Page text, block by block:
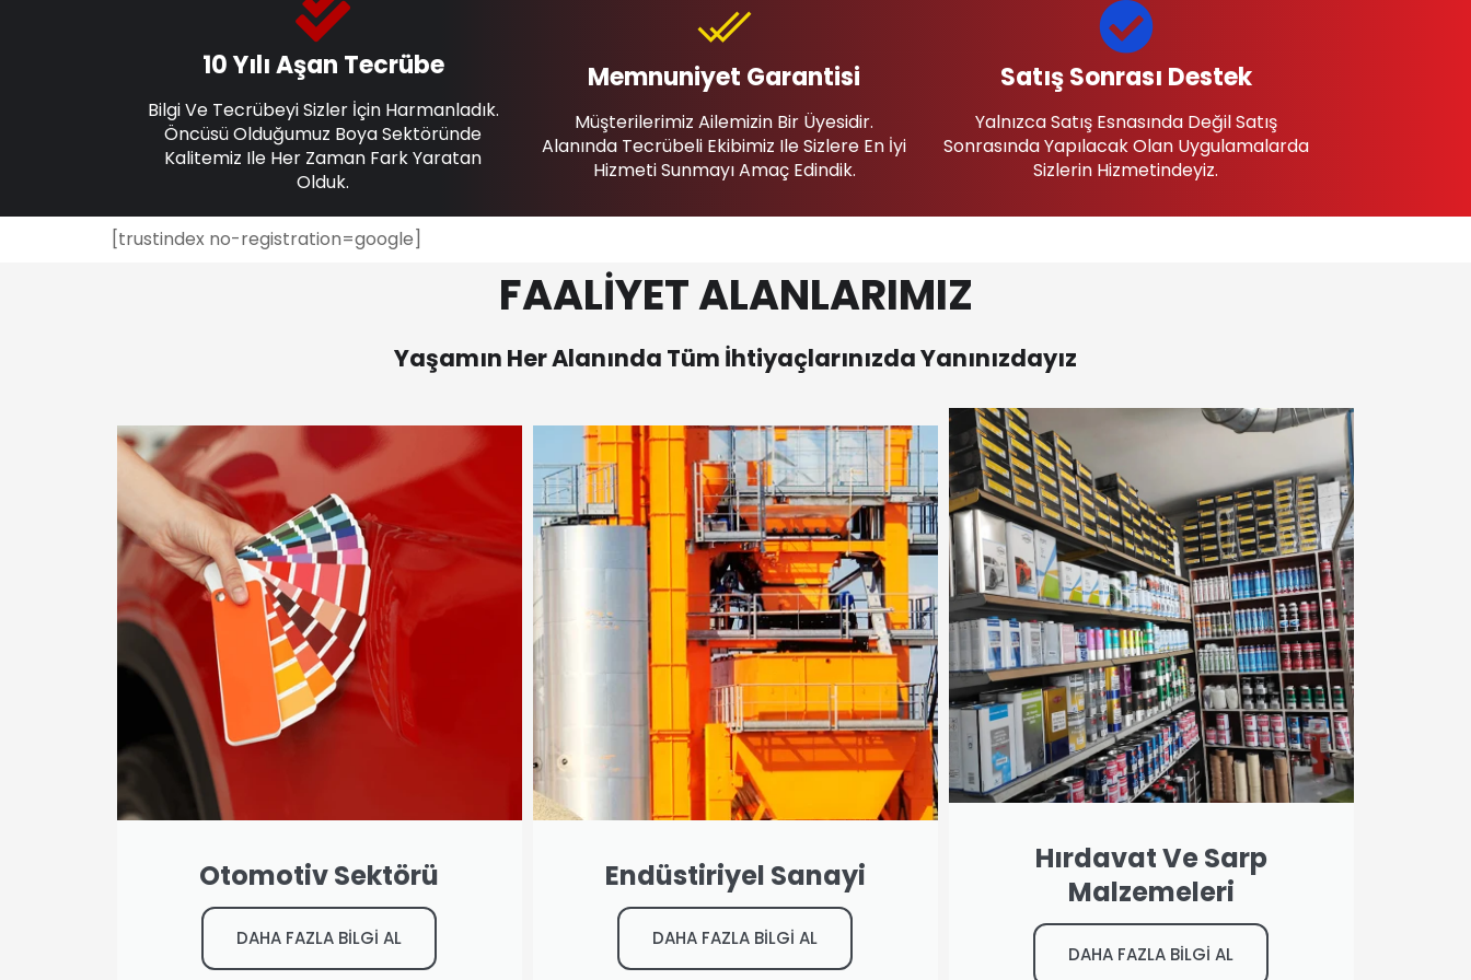
10 Yılı Aşan Tecrübe
Bilgi Ve Tecrübeyi Sizler İçin Harmanladık.
Öncüsü Olduğumuz Boya Sektöründe
Kalitemiz Ile Her Zaman Fark Yaratan
Olduk.
Memnuniyet Garantisi
Müşterilerimiz Ailemizin Bir Üyesidir.
Alanında Tecrübeli Ekibimiz Ile Sizlere En İyi
Hizmeti Sunmayı Amaç Edindik.
Satış Sonrası Destek
Yalnızca Satış Esnasında Değil Satış
Sonrasında Yapılacak Olan Uygulamalarda
Sizlerin Hizmetindeyiz.
[trustindex no-registration=google]
FAALİYET ALANLARIMIZ
Yaşamın Her Alanında Tüm İhtiyaçlarınızda Yanınızdayız
Otomotiv Sektörü
DAHA FAZLA BİLGİ AL
Endüstiriyel Sanayi
DAHA FAZLA BİLGİ AL
Hırdavat Ve Sarp
Malzemeleri
DAHA FAZLA BİLGİ AL